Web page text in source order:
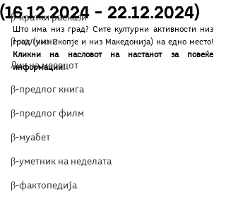
β-кратки раскази
β-колумни
Лик на месецот
β-предлог книга
β-предлог филм
β-муабет
β-уметник на неделата
β-фактопедија
(16.12.2024 – 22.12.2024)
Што има низ град? Сите културни активности низ
Кликни на насловот на настанот за повеќе
информации!